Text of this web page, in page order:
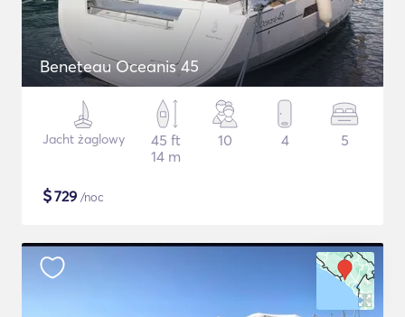
Beneteau Oceanis 45
Jacht żaglowy
45 ft
14 m
10 4 5
$729 /noc